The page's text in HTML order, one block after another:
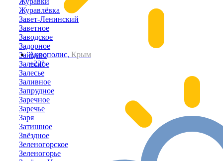
Акрополис, Крым
+22°
Журавлёвка
Завет-Ленинский
Заветное
Заводское
Задорное
Зайцево
Залесное
Залесье
Заливное
Запрудное
Заречное
Заречье
Заря
Затишное
Звёздное
Зеленогорское
Зеленогорье